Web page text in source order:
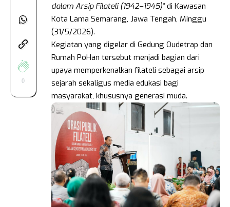
0
dalam Arsip Filateli (1942–1945)”di Kawasan
Kota Lama Semarang, Jawa Tengah, Minggu
(31/5/2026).
Kegiatan yang digelar di Gedung Oudetrap dan
Rumah PoHan tersebut menjadi bagian dari
upaya memperkenalkan filateli sebagai arsip
sejarah sekaligus media edukasi bagi
masyarakat, khususnya generasi muda.